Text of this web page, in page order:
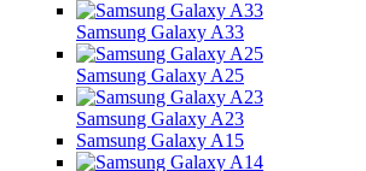
Samsung Galaxy A33
Samsung Galaxy A25
Samsung Galaxy A23
Samsung Galaxy A15